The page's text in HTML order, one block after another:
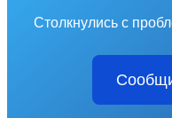
Столкнулись с